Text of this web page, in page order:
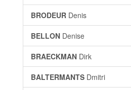
BRODEUR Denis
BELLON Denise
BRAECKMAN Dirk
BALTERMANTS Dmitri